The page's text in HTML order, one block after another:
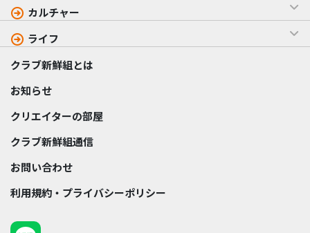
カルチャー
ライフ
クラブ新鮮組とは
お知らせ
クリエイターの部屋
クラブ新鮮組通信
お問い合わせ
利用規約・プライバシーポリシー